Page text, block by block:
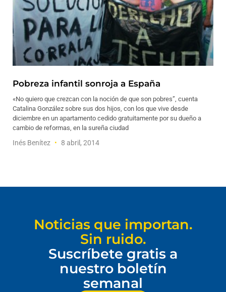
Pobreza infantil sonroja a España
«No quiero que crezcan con la noción de que son pobres”, cuenta
Catalina González sobre sus dos hijos, con los que vive desde
diciembre en un apartamento cedido gratuitamente por su dueño a
cambio de reformas, en la sureña ciudad
Inés Benítez 8 abril, 2014
Noticias que importan.
Sin ruido.
Suscríbete gratis a
nuestro boletín
semanal